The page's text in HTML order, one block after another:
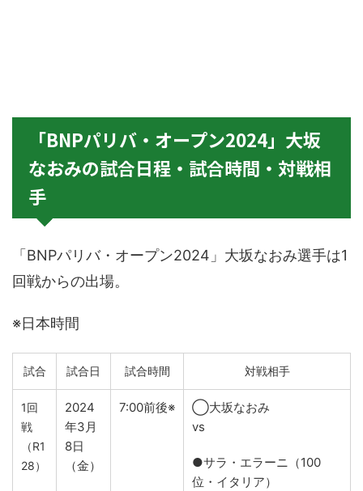
「BNPパリバ・オープン2024」大坂
なおみの試合日程・試合時間・対戦相
手
「BNPパリバ・オープン2024」大坂なおみ選手は1
回戦からの出場。
※日本時間
試合 試合日 試合時間 対戦相手
1回
戦
（R1
28）
2024
年3月
8日
（金）
7:00前後※
◯大坂なおみ
vs
●サラ・エラーニ（100
位・イタリア）